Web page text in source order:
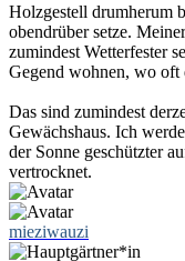
Holzgestell drumherum
obendrüber setze.
zumindest Wetterfester
Gegend wohnen, wo oft
Das sind zumindest
Gewächshaus. Ich
der Sonne geschützter
vertrocknet.
mieziwauzi